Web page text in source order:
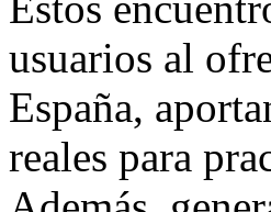
usuarios al
España,
reales para